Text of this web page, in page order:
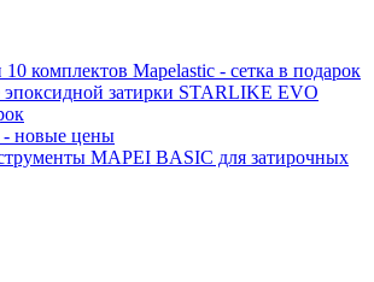
комплектов Mapelastic - сетка в подарок
затирки STARLIKE EVO
новые цены
MAPEI BASIC для затирочных